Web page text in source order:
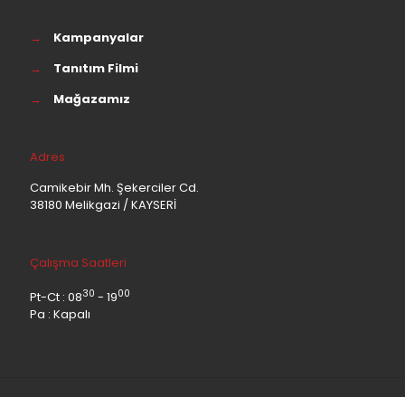
→
Kampanyalar
→
Tanıtım Filmi
→
Mağazamız
Adres
Camikebir Mh. Şekerciler Cd.
38180 Melikgazi / KAYSERİ
Çalışma Saatleri
Pt-Ct : 0830 - 1900
Pa : Kapalı